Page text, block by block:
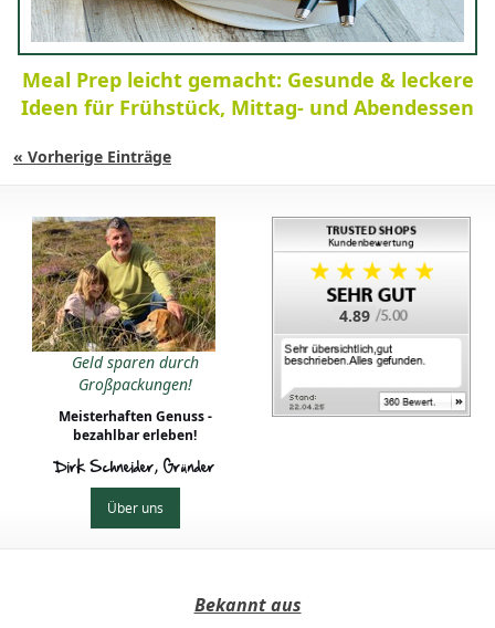
Meal Prep leicht gemacht: Gesunde & leckere
Ideen für Frühstück, Mittag- und Abendessen
« Vorherige Einträge
Geld sparen durch
Großpackungen!
Meisterhaften Genuss -
bezahlbar erleben!
Dirk Schneider, Gründer
Über uns
4.89
Bekannt aus